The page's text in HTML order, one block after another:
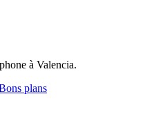
à Valencia.
plans